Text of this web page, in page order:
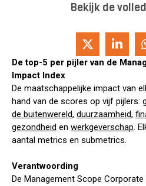
Bekijk de
De top-5 per pijler van de
Impact Index
De maatschappelijke impact van
hand van de scores op vijf pijlers:
de buitenwereld, duurzaamheid,
gezondheid en werkgeverschap.
aantal metrics en submetrics.
Verantwoording
De Management Scope